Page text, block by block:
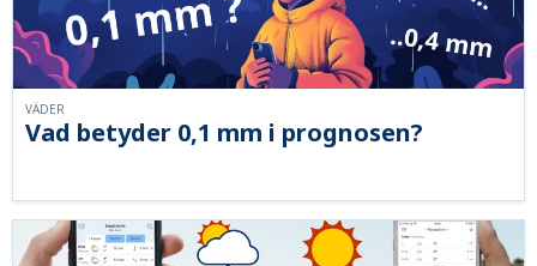
Vad betyder 0,1 mm i prognosen?
VÄDER